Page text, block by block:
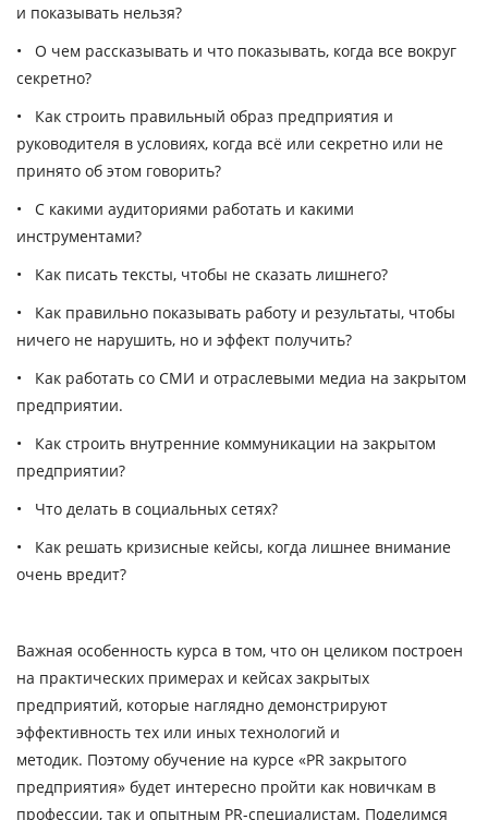
и показывать нельзя?
• О чем рассказывать и что показывать, когда все вокруг
секретно?
• Как строить правильный образ предприятия и
руководителя в условиях, когда всё или секретно или не
принято об этом говорить?
• С какими аудиториями работать и какими
инструментами?
• Как писать тексты, чтобы не сказать лишнего?
• Как правильно показывать работу и результаты, чтобы
ничего не нарушить, но и эффект получить?
• Как работать со СМИ и отраслевыми медиа на закрытом
предприятии.
• Как строить внутренние коммуникации на закрытом
предприятии?
• Что делать в социальных сетях?
• Как решать кризисные кейсы, когда лишнее внимание
очень вредит?
Важная особенность курса в том, что он целиком построен
на практических примерах и кейсах закрытых
предприятий, которые наглядно демонстрируют
эффективность тех или иных технологий и
методик. Поэтому обучение на курсе «PR закрытого
предприятия» будет интересно пройти как новичкам в
профессии, так и опытным PR-специалистам. Поделимся